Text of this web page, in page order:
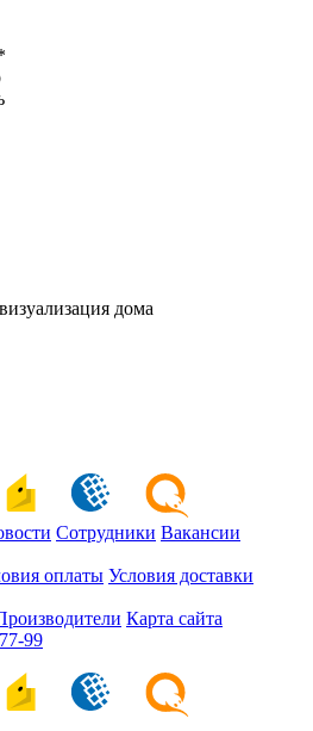
дома
Сотрудники Вакансии
оплаты Условия доставки
Карта сайта
99